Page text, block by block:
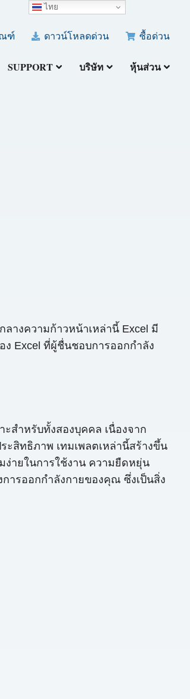
ฑ์ ดาวน์โหลดด่วน ซื้อด่วน
SUPPORT บริษัท หุ้นส่วน
างความก้าวหน้าเหล่านี้ Excel มี
Excel ที่ผู้ชื่นชอบการออกกำลัง
สำหรับทั้งสองบุคคล เนื่องจาก
สิทธิภาพ เทมเพลตเหล่านี้สร้างขึ้น
ายในการใช้งาน ความยืดหยุ่น
การออกกำลังกายของคุณ ซึ่งเป็นสิ่ง
ไทย